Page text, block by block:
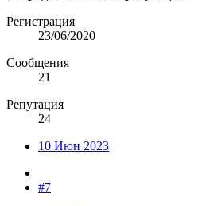
Регистрация
23/06/2020
Сообщения
21
Репутация
24
10 Июн 2023
#7